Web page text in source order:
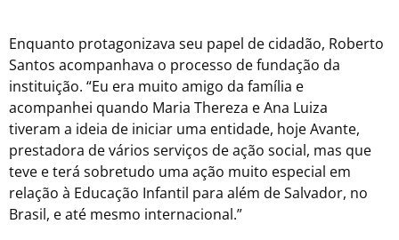
Enquanto protagonizava seu papel de cidadão, Roberto
Santos acompanhava o processo de fundação da
instituição. “Eu era muito amigo da família e
acompanhei quando Maria Thereza e Ana Luiza
tiveram a ideia de iniciar uma entidade, hoje Avante,
prestadora de vários serviços de ação social, mas que
teve e terá sobretudo uma ação muito especial em
relação à Educação Infantil para além de Salvador, no
Brasil, e até mesmo internacional.”